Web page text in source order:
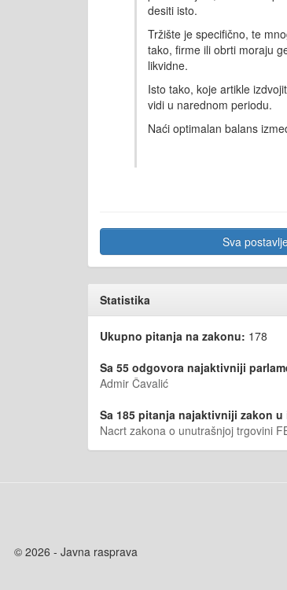
desiti isto.
Tržište je specifično, te
tako, firme ili obrti moraju
likvidne.
Isto tako, koje artikle
vidi u narednom periodu.
Naći optimalan balans
Sva
Statistika
Ukupno pitanja na zakonu: 178
Sa 55 odgovora najaktivniji
Admir Čavalić
Sa 185 pitanja najaktivniji zakon
Nacrt zakona o unutrašnjoj trgovini
© 2026 - Javna rasprava